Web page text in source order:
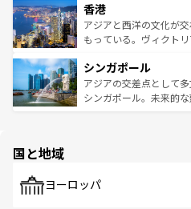
とつ。フォーやバイン
ひ現地で味わいたい。
が旅行者を迎えてくれ
参照してほしい。
の活気が交差している
帯で自然と触れ合い、
いビーチでリゾート気
激する。気候は一年中
が待っている。親しみ
た文化、そして多様な
香港
アジアと西洋の文化が
もっている。ヴィクト
み、どこを訪れても感
ており、効率よく見ど
うな絶景から文化的な
シンガポール
アジアの交差点として
シンガポール。未来的
で、ホーカーズは地元
国と地域
ヨーロッパ